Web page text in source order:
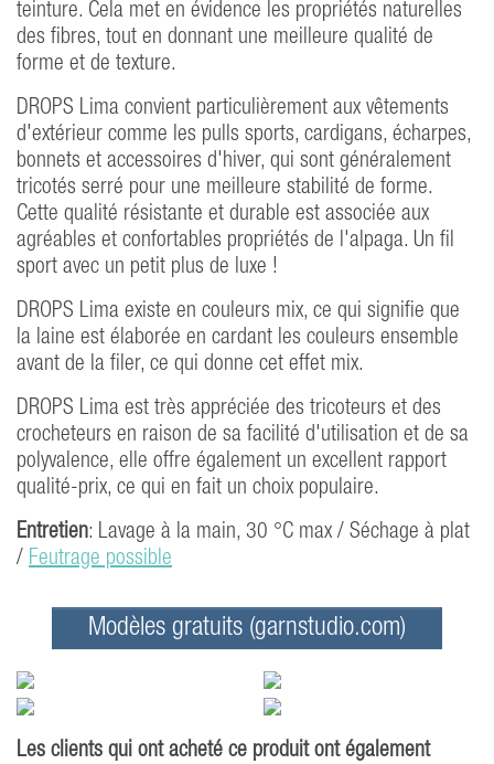
teinture. Cela met en évidence les propriétés naturelles
des fibres, tout en donnant une meilleure qualité de
forme et de texture.
DROPS Lima convient particulièrement aux vêtements
d'extérieur comme les pulls sports, cardigans, écharpes,
bonnets et accessoires d'hiver, qui sont généralement
tricotés serré pour une meilleure stabilité de forme.
Cette qualité résistante et durable est associée aux
agréables et confortables propriétés de l'alpaga. Un fil
sport avec un petit plus de luxe !
DROPS Lima existe en couleurs mix, ce qui signifie que
la laine est élaborée en cardant les couleurs ensemble
avant de la filer, ce qui donne cet effet mix.
DROPS Lima est très appréciée des tricoteurs et des
crocheteurs en raison de sa facilité d'utilisation et de sa
polyvalence, elle offre également un excellent rapport
qualité-prix, ce qui en fait un choix populaire.
Entretien: Lavage à la main, 30 °C max / Séchage à plat
/ Feutrage possible
Modèles gratuits (garnstudio.com)
Les clients qui ont acheté ce produit ont également